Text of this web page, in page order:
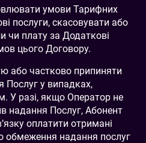
умови Тарифних
послуги, скасовувати або
чи плату за Додаткові
цього Договору.
або частково припиняти
Послуг у випадках,
У разі, якщо Оператор не
надання Послуг, Абонент
оплатити отримані
обмеження надання послуг